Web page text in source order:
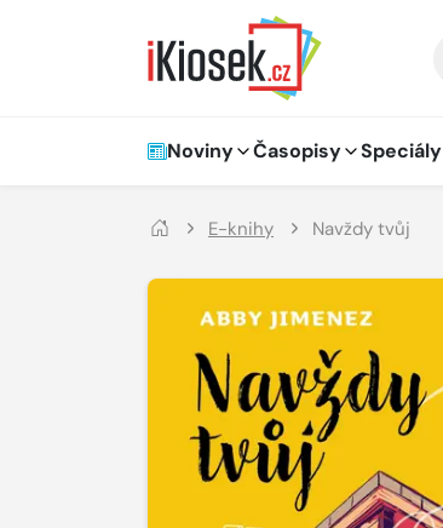
Hlavní navigace
Noviny Časopisy Speciály
E-knihy Navždy tvůj